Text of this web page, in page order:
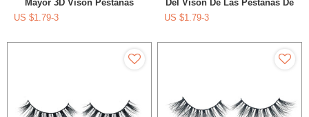
Mayor 3D Visón Pestañas
Proveedores Visón
US $1.79-3
Del Visón De Las Pestañas De
La Muestra Libre Impermeable
Con Los Aplicadores De Los
US $1.79-3